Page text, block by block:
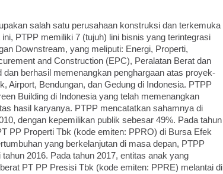
salah satu perusahaan konstruksi dan terkemuka
PTPP memiliki 7 (tujuh) lini bisnis yang terintegrasi
Downstream, yang meliputi: Energi, Properti,
and Construction (EPC), Peralatan Berat dan
berhasil memenangkan penghargaan atas proyek-
Airport, Bendungan, dan Gedung di Indonesia. PTPP
Building di Indonesia yang telah memenangkan
hasil karyanya. PTPP mencatatkan sahamnya di
dengan kepemilikan publik sebesar 49%. Pada tahun
PP Properti Tbk (kode emiten: PPRO) di Bursa Efek
yang berkelanjutan di masa depan, PTPP
2016. Pada tahun 2017, entitas anak yang
PT PP Presisi Tbk (kode emiten: PPRE) melantai di